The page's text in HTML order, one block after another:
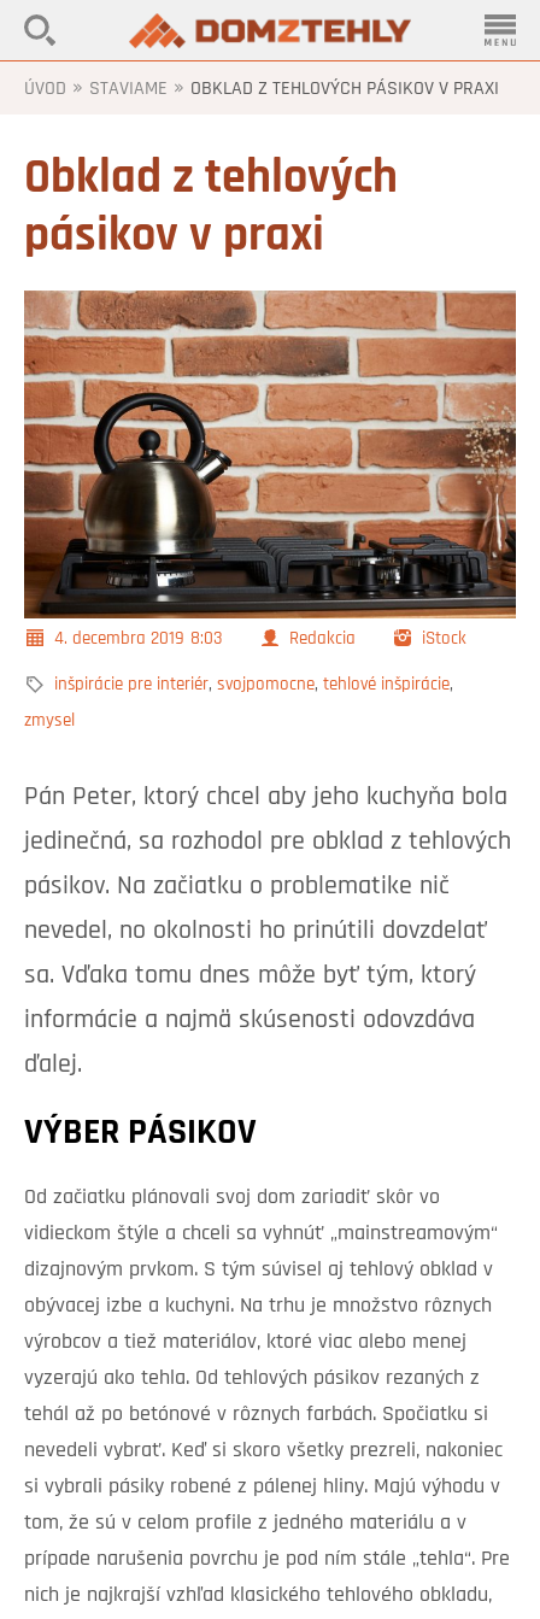
ÚVOD » STAVIAME » OBKLAD Z TEHLOVÝCH PÁSIKOV V PRAXI
Obklad z tehlových
pásikov v praxi
4. decembra 2019 8:03 Redakcia iStock
inšpirácie pre interiér, svojpomocne, tehlové inšpirácie,
zmysel
Pán Peter, ktorý chcel aby jeho kuchyňa bola
jedinečná, sa rozhodol pre obklad z tehlových
pásikov. Na začiatku o problematike nič
nevedel, no okolnosti ho prinútili dovzdelať
sa. Vďaka tomu dnes môže byť tým, ktorý
informácie a najmä skúsenosti odovzdáva
ďalej.
VÝBER PÁSIKOV
Od začiatku plánovali svoj dom zariadiť skôr vo
vidieckom štýle a chceli sa vyhnúť „mainstreamovým“
dizajnovým prvkom. S tým súvisel aj tehlový obklad v
obývacej izbe a kuchyni. Na trhu je množstvo rôznych
výrobcov a tiež materiálov, ktoré viac alebo menej
vyzerajú ako tehla. Od tehlových pásikov rezaných z
tehál až po betónové v rôznych farbách. Spočiatku si
nevedeli vybrať. Keď si skoro všetky prezreli, nakoniec
si vybrali pásiky robené z pálenej hliny. Majú výhodu v
tom, že sú v celom profile z jedného materiálu a v
prípade narušenia povrchu je pod ním stále „tehla“. Pre
nich je najkrajší vzhľad klasického tehlového obkladu,